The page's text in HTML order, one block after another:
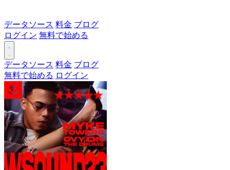
データソース 料金 ブログ
ログイン 無料で始める
データソース 料金 ブログ
無料で始める ログイン